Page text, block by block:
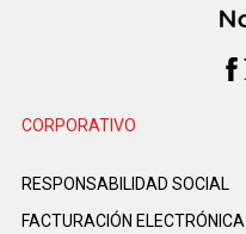
CORPORATIVO
RESPONSABILIDAD SOCIAL
FACTURACIÓN ELECTRÓNICA